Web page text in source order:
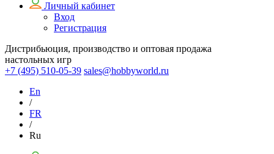
Личный кабинет
Вход
Регистрация
Дистрибьюция, производство и оптовая продажа
настольных игр
+7 (495) 510-05-39 sales@hobbyworld.ru
En
/
FR
/
Ru